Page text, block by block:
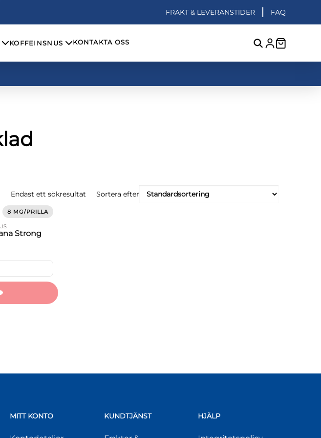
FRAKT & LEVERANSTIDER FAQ
KOFFEINSNUS KONTAKTA OSS
Endast ett sökresultat Sortera efter
8 MG/PRILLA
Strong
MITT KONTO KUNDTJÄNST HJÄLP